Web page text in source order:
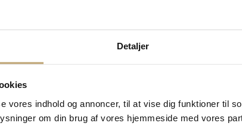
Detaljer
vores indhold og annoncer, til at vise dig funktioner til
om din brug af vores hjemmeside med vores